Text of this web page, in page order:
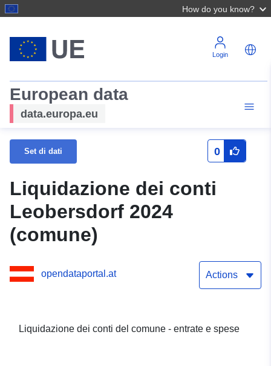
How do you know?
Login
European data
data.europa.eu
Set di dati 0
Liquidazione dei conti
Leobersdorf 2024
(comune)
opendataportal.at Actions
Liquidazione dei conti del comune - entrate e spese